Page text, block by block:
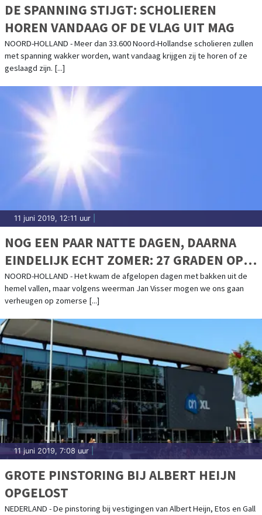
DE SPANNING STIJGT: SCHOLIEREN
HOREN VANDAAG OF DE VLAG UIT MAG
NOORD-HOLLAND - Meer dan 33.600 Noord-Hollandse scholieren zullen
met spanning wakker worden, want vandaag krijgen zij te horen of ze
geslaagd zijn. [...]
11 juni 2019, 12:11 uur
NOG EEN PAAR NATTE DAGEN, DAARNA
EINDELIJK ECHT ZOMER: 27 GRADEN OP
KOMST
NOORD-HOLLAND - Het kwam de afgelopen dagen met bakken uit de
hemel vallen, maar volgens weerman Jan Visser mogen we ons gaan
verheugen op zomerse [...]
11 juni 2019, 7:08 uur
GROTE PINSTORING BIJ ALBERT HEIJN
OPGELOST
NEDERLAND - De pinstoring bij vestigingen van Albert Heijn, Etos en Gall